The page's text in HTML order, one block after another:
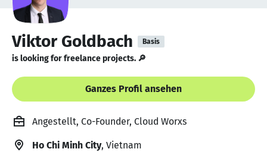
Viktor Goldbach Basis
is looking for freelance projects. 🔎
Ganzes Profil ansehen
Angestellt, Co-Founder, Cloud Worxs
Ho Chi Minh City, Vietnam